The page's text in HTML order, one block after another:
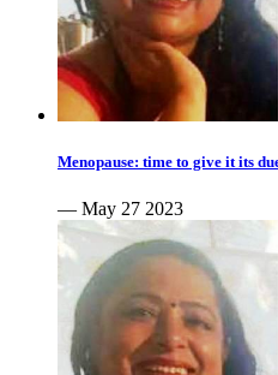
Menopause: time to give it its
— May 27 2023